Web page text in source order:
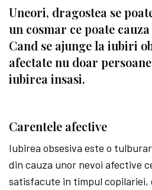
Uneori, dragostea se
un cosmar ce poate
Cand se ajunge la iubiri
afectate nu doar
iubirea insasi.
Carentele afective
Iubirea obsesiva este o
din cauza unor nevoi afective
satisfacute in timpul copilariei,